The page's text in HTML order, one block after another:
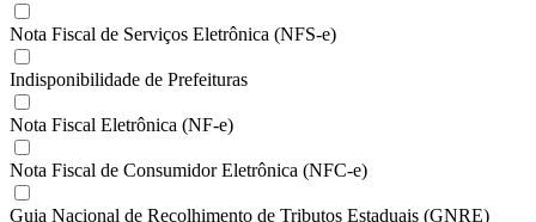
Nota Fiscal de Serviços Eletrônica (NFS-e)
Indisponibilidade de Prefeituras
Nota Fiscal Eletrônica (NF-e)
Nota Fiscal de Consumidor Eletrônica (NFC-e)
Guia Nacional de Recolhimento de Tributos Estaduais (GNRE)